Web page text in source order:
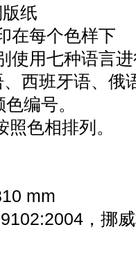
纸
在每个色样下
使用七种语言
西班牙语、俄
编号。
照色相排列。
mm
，挪